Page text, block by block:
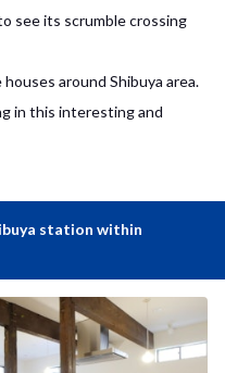
see its scrumble crossing
around Shibuya area.
in this interesting and
station within